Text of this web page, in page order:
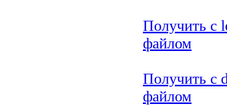
Получить с
файлом
Получить с
файлом